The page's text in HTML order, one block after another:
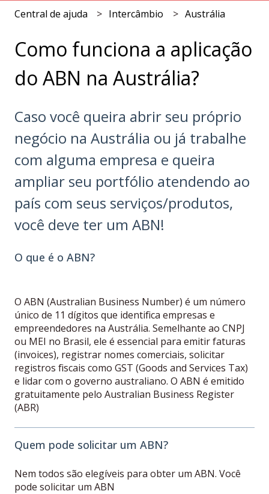
Central de ajuda Intercâmbio Austrália
Como funciona a aplicação
do ABN na Austrália?
Caso você queira abrir seu próprio
negócio na Austrália ou já trabalhe
com alguma empresa e queira
ampliar seu portfólio atendendo ao
país com seus serviços/produtos,
você deve ter um ABN!
O que é o ABN?
O ABN (Australian Business Number) é um número
único de 11 dígitos que identifica empresas e
empreendedores na Austrália. Semelhante ao CNPJ
ou MEI no Brasil, ele é essencial para emitir faturas
(invoices), registrar nomes comerciais, solicitar
registros fiscais como GST (Goods and Services Tax)
e lidar com o governo australiano. O ABN é emitido
gratuitamente pelo Australian Business Register
(ABR)
Quem pode solicitar um ABN?
Nem todos são elegíveis para obter um ABN. Você
pode solicitar um ABN